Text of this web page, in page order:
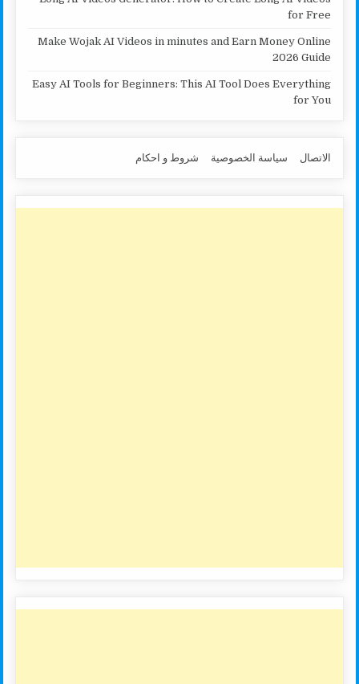
for Free
Make Wojak AI Videos in minutes and Earn Money Online
2026 Guide
Easy AI Tools for Beginners: This AI Tool Does Everything
for You
الاتصال سياسة الخصوصية شروط و احكام